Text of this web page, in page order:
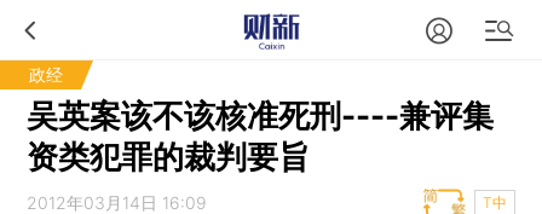
政经
吴英案该不该核准死刑----兼评集
资类犯罪的裁判要旨
2012年03月14日 16:09 T中